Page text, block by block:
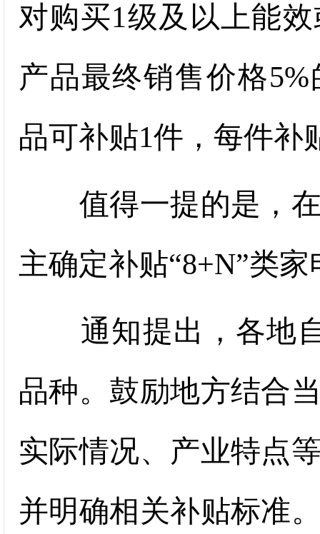
对购买1级及以上能
产品最终销售价格
品可补贴1件，每件补
值得一提的是，在
主确定补贴“8+N”类
通知提出，各地自
品种。鼓励地方结合
实际情况、产业特点
并明确相关补贴标准